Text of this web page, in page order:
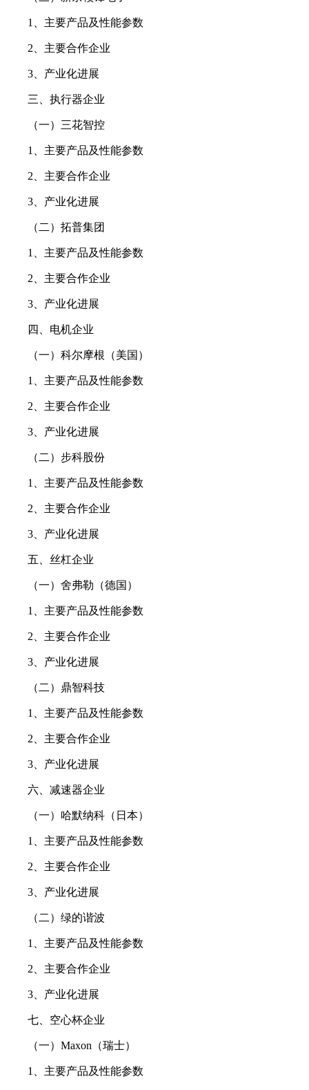
1、主要产品及性能参数
2、主要合作企业
3、产业化进展
三、执行器企业
（一）三花智控
1、主要产品及性能参数
2、主要合作企业
3、产业化进展
（二）拓普集团
1、主要产品及性能参数
2、主要合作企业
3、产业化进展
四、电机企业
（一）科尔摩根（美国）
1、主要产品及性能参数
2、主要合作企业
3、产业化进展
（二）步科股份
1、主要产品及性能参数
2、主要合作企业
3、产业化进展
五、丝杠企业
（一）舍弗勒（德国）
1、主要产品及性能参数
2、主要合作企业
3、产业化进展
（二）鼎智科技
1、主要产品及性能参数
2、主要合作企业
3、产业化进展
六、减速器企业
（一）哈默纳科（日本）
1、主要产品及性能参数
2、主要合作企业
3、产业化进展
（二）绿的谐波
1、主要产品及性能参数
2、主要合作企业
3、产业化进展
七、空心杯企业
（一）Maxon（瑞士）
1、主要产品及性能参数